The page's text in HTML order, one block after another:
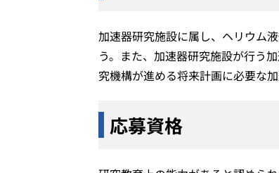
加速器研究施設に属し、ヘリウム
う。また、加速器研究施設が行う
究機構が進める将来計画に必要な
応募資格